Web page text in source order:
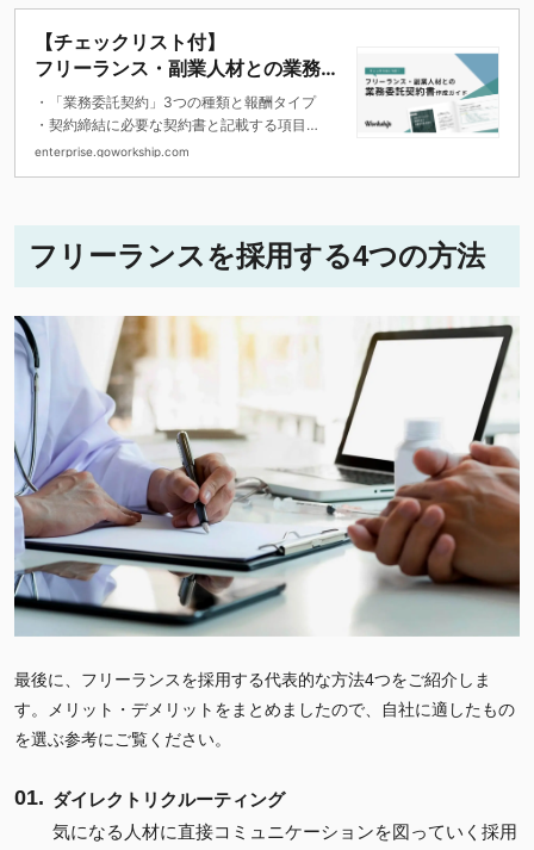
【チェックリスト付】
フリーランス・副業人材との業務委
託契約書作成ガイド
・「業務委託契約」3つの種類と報酬タイプ
・契約締結に必要な契約書と記載する項目
・契約書 作成チェックリスト
enterprise.goworkship.com
フリーランスを採用する4つの方法
最後に、フリーランスを採用する代表的な方法4つをご紹介しま
す。メリット・デメリットをまとめましたので、自社に適したもの
を選ぶ参考にご覧ください。
ダイレクトリクルーティング
気になる人材に直接コミュニケーションを図っていく採用